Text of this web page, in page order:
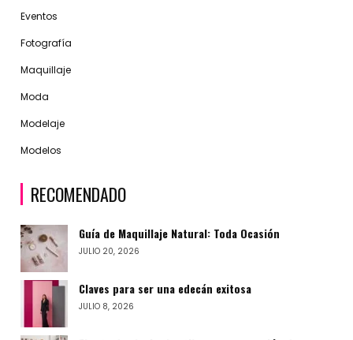
Eventos
Fotografía
Maquillaje
Moda
Modelaje
Modelos
RECOMENDADO
Guía de Maquillaje Natural: Toda Ocasión
JULIO 20, 2026
Claves para ser una edecán exitosa
JULIO 8, 2026